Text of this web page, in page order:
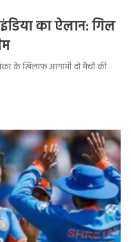
का ऐलान: गिल
के खिलाफ आगामी दो मैचों की